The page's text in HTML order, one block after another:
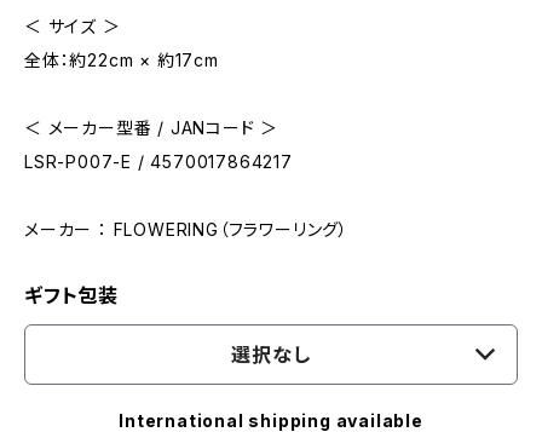
＜ サイズ ＞
全体：約22cm × 約17cm
＜ メーカー型番 / JANコード ＞
LSR-P007-E / 4570017864217
メーカー ： FLOWERING（フラワーリング）
ギフト包装
選択なし
International shipping available